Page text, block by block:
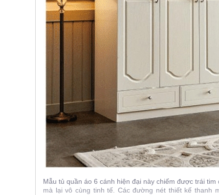
Mẫu tủ quần áo 6 cánh hiện đại này chiếm được trái
mà lại vô cùng tinh tế. Các đường nét thiết kế thanh